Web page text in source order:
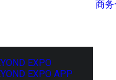
EXPO
EXPO APP
商